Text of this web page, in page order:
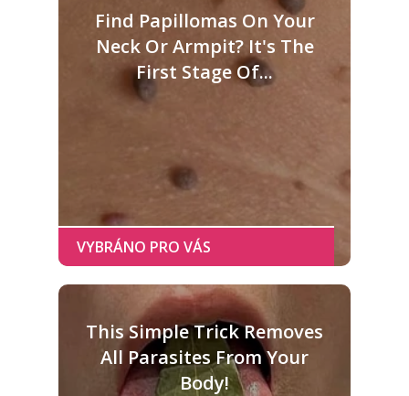
Find Papillomas On Your
Neck Or Armpit? It's The
First Stage Of...
This Simple Trick Removes
All Parasites From Your
Body!